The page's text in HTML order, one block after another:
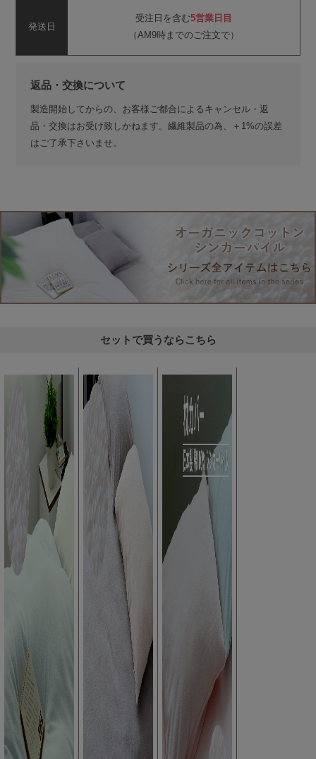
発送日
受注日を含む5営業日目
（AM9時までのご注文で）
返品・交換について
製造開始してからの、お客様ご都合によるキャンセル・返
品・交換はお受け致しかねます。繊維製品の為、＋1%の誤差
はご了承下さいませ。
セットで買うならこちら